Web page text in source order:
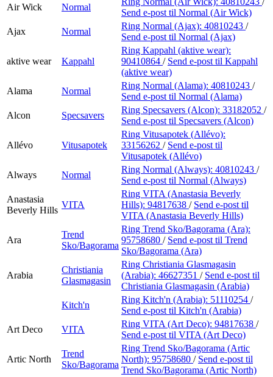
Air Wick
Normal
Send e-post til Normal (Air Wick)
Ajax
Normal
Ring Normal (Ajax): 40810243 /
Send e-post til Normal (Ajax)
aktive wear Kappahl
Ring Kappahl (aktive wear):
90410864 / Send e-post til Kappahl
(aktive wear)
Alama
Normal
Ring Normal (Alama): 40810243 /
Send e-post til Normal (Alama)
Alcon
Specsavers
Ring Specsavers (Alcon): 33182052 /
Send e-post til Specsavers (Alcon)
Allévo Vitusapotek
Ring Vitusapotek (Allévo):
33156262 / Send e-post til
Vitusapotek (Allévo)
Always
Normal
Ring Normal (Always): 40810243 /
Send e-post til Normal (Always)
Anastasia
Beverly Hills
VITA
Ring VITA (Anastasia Beverly
Hills): 94817638 / Send e-post til
VITA (Anastasia Beverly Hills)
Ara
Trend
Sko/Bagorama
Ring Trend Sko/Bagorama (Ara):
95758680 / Send e-post til Trend
Sko/Bagorama (Ara)
Arabia
Christiania
Glasmagasin
Ring Christiania Glasmagasin
(Arabia): 46627351 / Send e-post til
Christiania Glasmagasin (Arabia)
Kitch'n
Ring Kitch'n (Arabia): 51110254 /
Send e-post til Kitch'n (Arabia)
Art Deco
VITA
Ring VITA (Art Deco): 94817638 /
Send e-post til VITA (Art Deco)
Artic North
Trend
Sko/Bagorama
Ring Trend Sko/Bagorama (Artic
North): 95758680 / Send e-post til
Trend Sko/Bagorama (Artic North)